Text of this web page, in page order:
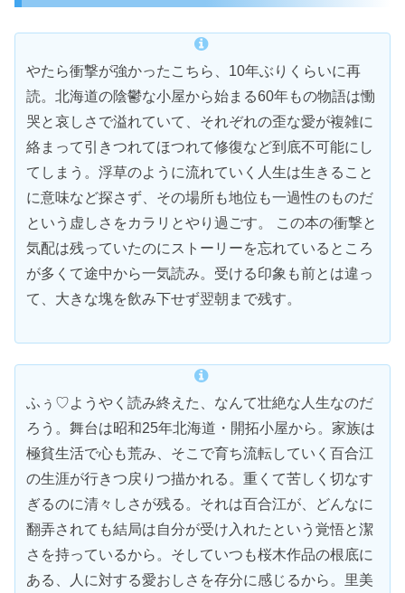
やたら衝撃が強かったこちら、10年ぶりくらいに再
読。北海道の陰鬱な小屋から始まる60年もの物語は慟
哭と哀しさで溢れていて、それぞれの歪な愛が複雑に
絡まって引きつれてほつれて修復など到底不可能にし
てしまう。浮草のように流れていく人生は生きること
に意味など探さず、その場所も地位も一過性のものだ
という虚しさをカラリとやり過ごす。 この本の衝撃と
気配は残っていたのにストーリーを忘れているところ
が多くて途中から一気読み。受ける印象も前とは違っ
て、大きな塊を飲み下せず翌朝まで残す。
ふぅ♡ようやく読み終えた、なんて壮絶な人生なのだ
ろう。舞台は昭和25年北海道・開拓小屋から。家族は
極貧生活で心も荒み、そこで育ち流転していく百合江
の生涯が行きつ戻りつ描かれる。重くて苦しく切なす
ぎるのに清々しさが残る。それは百合江が、どんなに
翻弄されても結局は自分が受け入れたという覚悟と潔
さを持っているから。そしていつも桜木作品の根底に
ある、人に対する愛おしさを存分に感じるから。里美